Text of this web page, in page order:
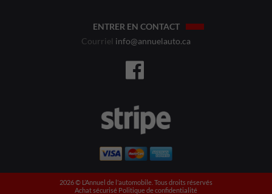
ENTRER EN CONTACT
Courriel info@annuelauto.ca
2026 ©️ L’Annuel de l’automobile. Tous droits réservés
Achat sécurisé Politique de confidentialité